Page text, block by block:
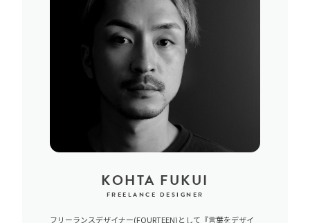
KOHTA FUKUI
FREELANCE DESIGNER
フリーランスデザイナー(FOURTEEN)として『言葉をデザイ